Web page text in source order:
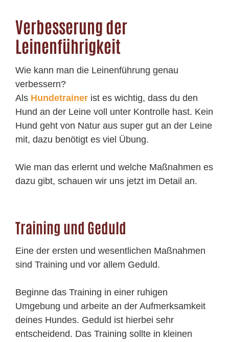
Verbesserung der
Leinenführigkeit
Wie kann man die Leinenführung genau
verbessern?
Als Hundetrainer ist es wichtig, dass du den
Hund an der Leine voll unter Kontrolle hast. Kein
Hund geht von Natur aus super gut an der Leine
mit, dazu benötigt es viel Übung.
Wie man das erlernt und welche Maßnahmen es
dazu gibt, schauen wir uns jetzt im Detail an.
Training und Geduld
Eine der ersten und wesentlichen Maßnahmen
sind Training und vor allem Geduld.
Beginne das Training in einer ruhigen
Umgebung und arbeite an der Aufmerksamkeit
deines Hundes. Geduld ist hierbei sehr
entscheidend. Das Training sollte in kleinen